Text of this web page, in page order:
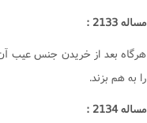
مساله 2133 :
هرگاه بعد از خريدن جنس عيب آن
را به هم بزند.
مساله 2134 :